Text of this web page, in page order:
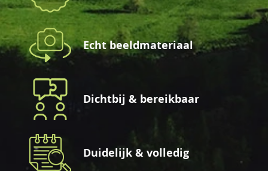
Echt beeldmateriaal
Dichtbij & bereikbaar
Duidelijk & volledig